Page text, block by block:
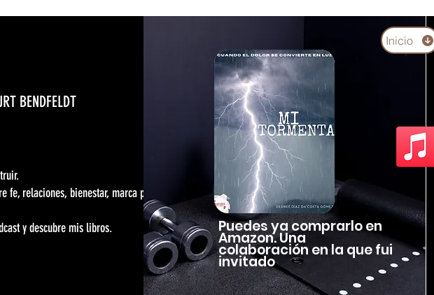
BENDFELDT
relaciones, bienestar, marca personal,
y descubre mis libros.
Puedes ya comprarlo en
Amazon. Una
colaboración en la que fui
invitado
Inicio